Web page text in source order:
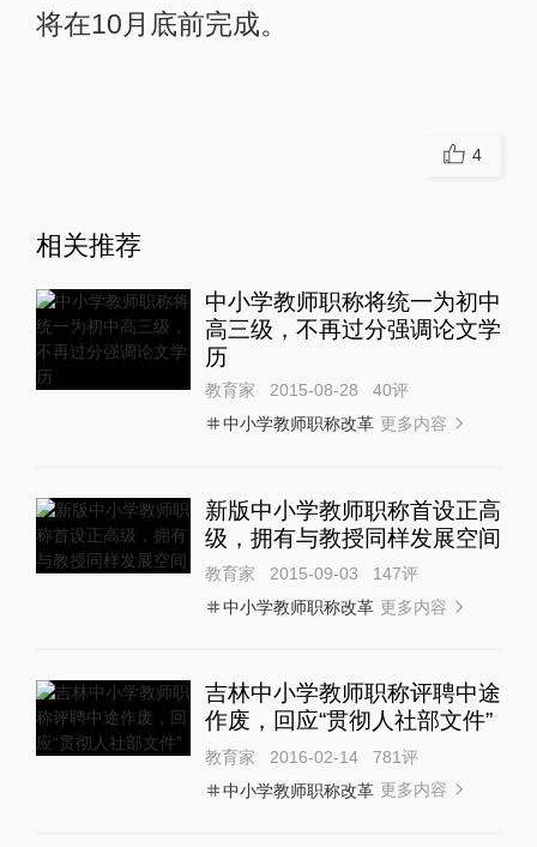
将在10月底前完成。
4
相关推荐
中小学教师职称将统一为初中
高三级，不再过分强调论文学
历
教育家 2015-08-28 40评
中小学教师职称改革 更多内容
新版中小学教师职称首设正高
级，拥有与教授同样发展空间
教育家 2015-09-03 147评
中小学教师职称改革 更多内容
吉林中小学教师职称评聘中途
作废，回应“贯彻人社部文件”
教育家 2016-02-14 781评
中小学教师职称改革 更多内容